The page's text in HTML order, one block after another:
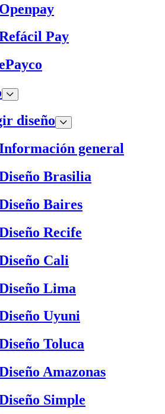
Openpay
Pay
diseño
general
Brasilia
Baires
Recife
Cali
Lima
Uyuni
Toluca
Amazonas
Simple